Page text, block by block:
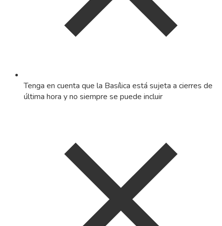
Tenga en cuenta que la Basílica está sujeta a cierres de
última hora y no siempre se puede incluir